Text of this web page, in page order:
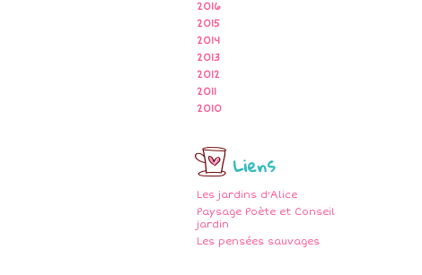
2016
2015
2014
2013
2012
2011
2010
Liens
Les jardins d'Alice
Paysage Poète et Conseil
jardin
Les pensées sauvages